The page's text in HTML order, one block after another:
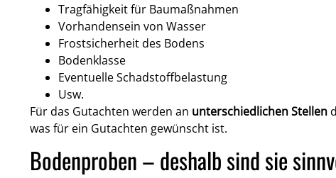
Tragfähigkeit für Baumaßnahmen
Vorhandensein von Wasser
Frostsicherheit des Bodens
Bodenklasse
Eventuelle Schadstoffbelastung
Usw.
Für das Gutachten werden an unterschiedlichen Stellen
was für ein Gutachten gewünscht ist.
Bodenproben – deshalb sind sie